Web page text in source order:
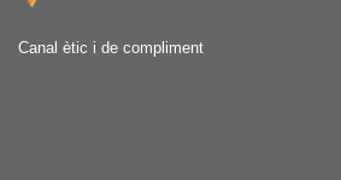
Canal ètic i de compliment